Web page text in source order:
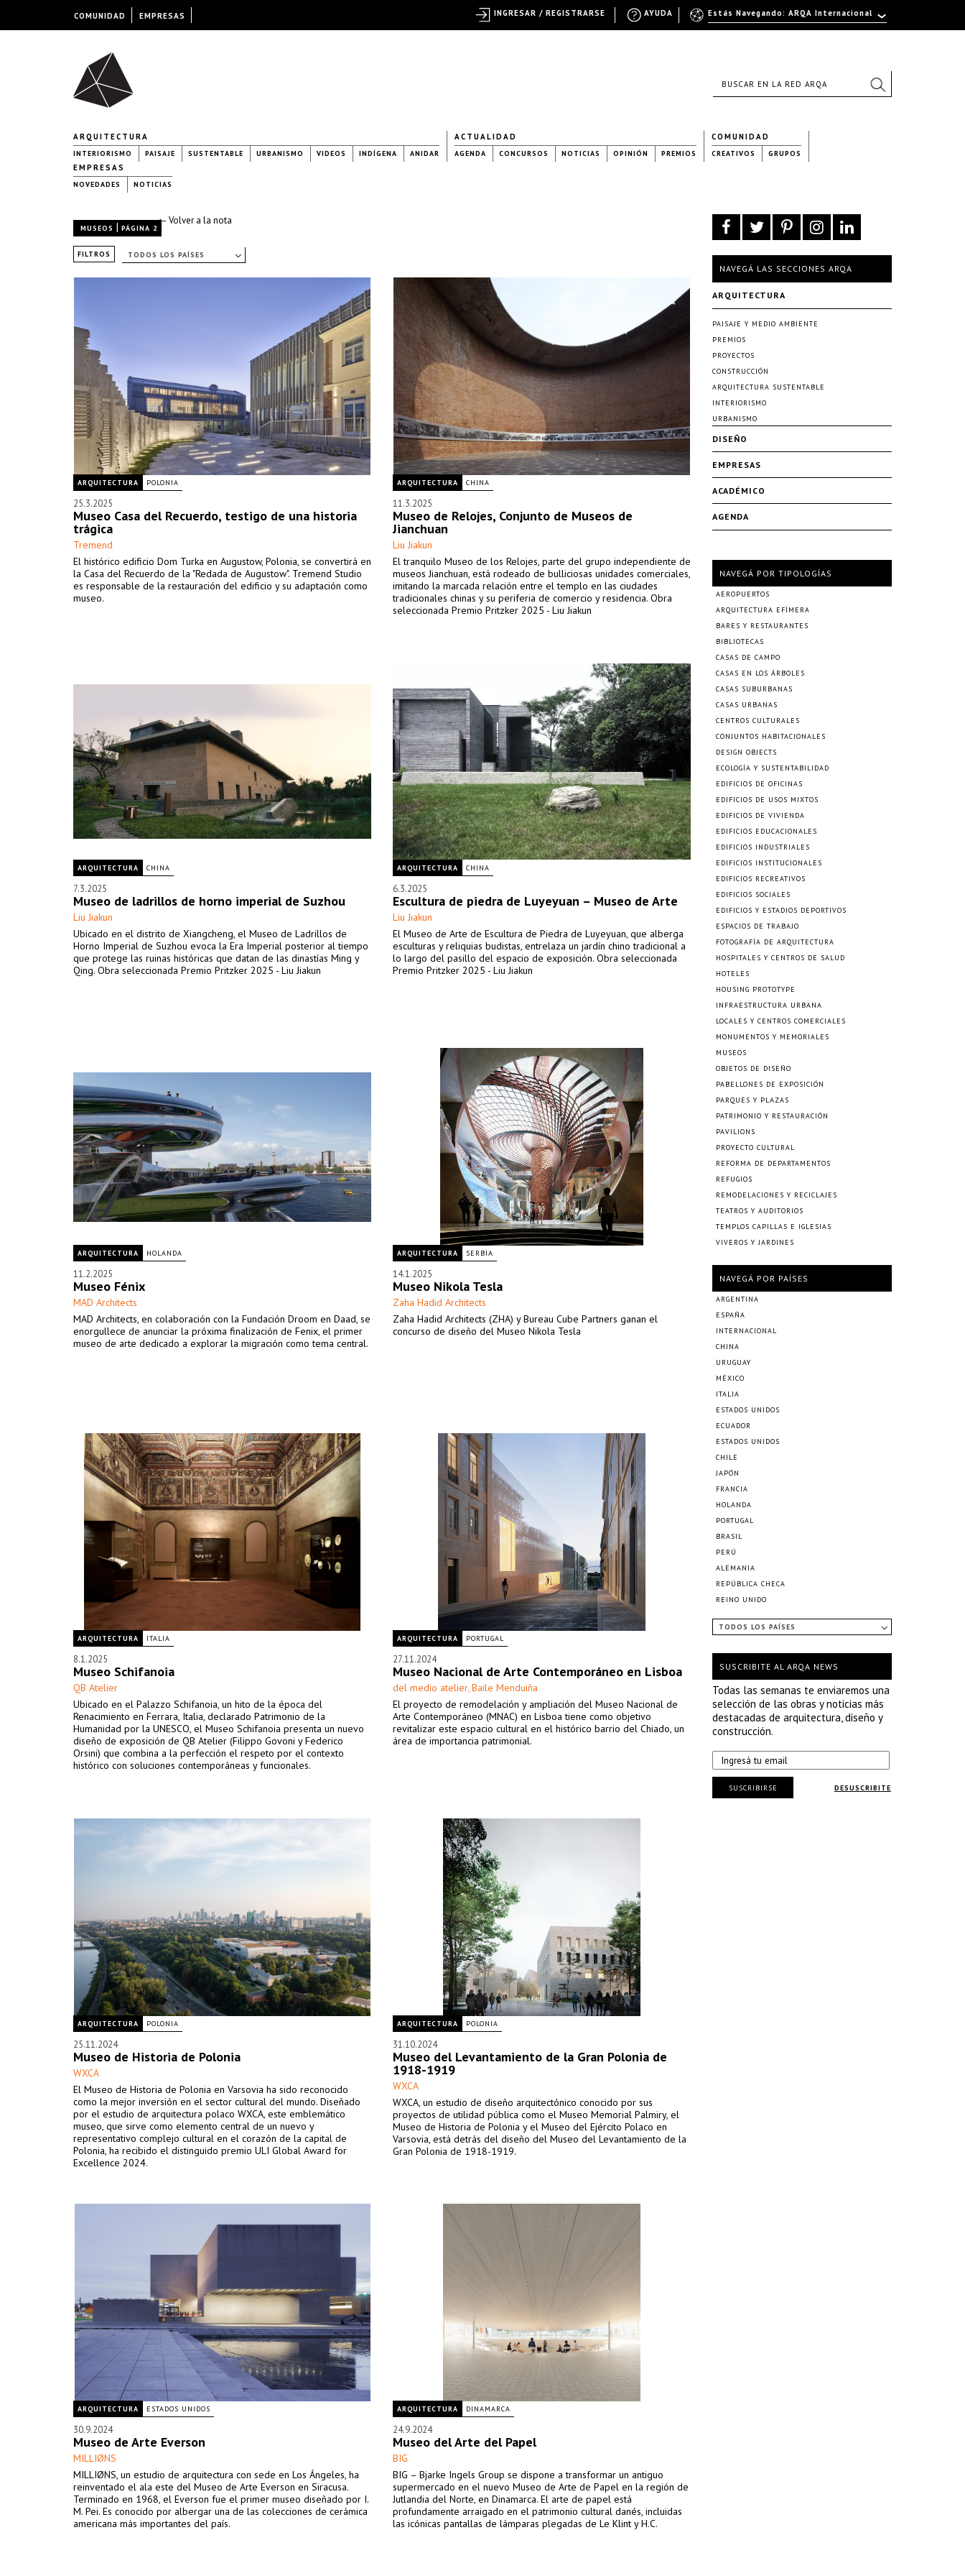
ARQUITECTURA
INTERIORISMO PAISAJE SUSTENTABLE URBANISMO VIDEOS INDÍGENA ANIDAR
ACTUALIDAD
AGENDA CONCURSOS NOTICIAS OPINIÓN PREMIOS
COMUNIDAD
CREATIVOS GRUPOS
EMPRESAS
NOVEDADES NOTICIAS
← Volver a la nota
MUSEOS | PÁGINA 2
FILTROS TODOS LOS PAÍSES
ARQUITECTURA POLONIA
25.3.2025
Museo Casa del Recuerdo, testigo de una historia
trágica
Tremend
El histórico edificio Dom Turka en Augustow, Polonia, se convertirá en
la Casa del Recuerdo de la "Redada de Augustow". Tremend Studio
es responsable de la restauración del edificio y su adaptación como
museo.
ARQUITECTURA CHINA
11.3.2025
Museo de Relojes, Conjunto de Museos de
Jianchuan
Liu Jiakun
El tranquilo Museo de los Relojes, parte del grupo independiente de
museos Jianchuan, está rodeado de bulliciosas unidades comerciales,
imitando la marcada relación entre el templo en las ciudades
tradicionales chinas y su periferia de comercio y residencia. Obra
seleccionada Premio Pritzker 2025 - Liu Jiakun
ARQUITECTURA CHINA
7.3.2025
Museo de ladrillos de horno imperial de Suzhou
Liu Jiakun
Ubicado en el distrito de Xiangcheng, el Museo de Ladrillos de
Horno Imperial de Suzhou evoca la Era Imperial posterior al tiempo
que protege las ruinas históricas que datan de las dinastías Ming y
Qing. Obra seleccionada Premio Pritzker 2025 - Liu Jiakun
ARQUITECTURA CHINA
6.3.2025
Escultura de piedra de Luyeyuan – Museo de Arte
Liu Jiakun
El Museo de Arte de Escultura de Piedra de Luyeyuan, que alberga
esculturas y reliquias budistas, entrelaza un jardín chino tradicional a
lo largo del pasillo del espacio de exposición. Obra seleccionada
Premio Pritzker 2025 - Liu Jiakun
ARQUITECTURA HOLANDA
11.2.2025
Museo Fénix
MAD Architects
MAD Architects, en colaboración con la Fundación Droom en Daad, se
enorgullece de anunciar la próxima finalización de Fenix, el primer
museo de arte dedicado a explorar la migración como tema central.
ARQUITECTURA SERBIA
14.1.2025
Museo Nikola Tesla
Zaha Hadid Architects
Zaha Hadid Architects (ZHA) y Bureau Cube Partners ganan el
concurso de diseño del Museo Nikola Tesla
ARQUITECTURA ITALIA
8.1.2025
Museo Schifanoia
QB Atelier
Ubicado en el Palazzo Schifanoia, un hito de la época del
Renacimiento en Ferrara, Italia, declarado Patrimonio de la
Humanidad por la UNESCO, el Museo Schifanoia presenta un nuevo
diseño de exposición de QB Atelier (Filippo Govoni y Federico
Orsini) que combina a la perfección el respeto por el contexto
histórico con soluciones contemporáneas y funcionales.
ARQUITECTURA PORTUGAL
27.11.2024
Museo Nacional de Arte Contemporáneo en Lisboa
del medio atelier, Baile Menduiña
El proyecto de remodelación y ampliación del Museo Nacional de
Arte Contemporáneo (MNAC) en Lisboa tiene como objetivo
revitalizar este espacio cultural en el histórico barrio del Chiado, un
área de importancia patrimonial.
ARQUITECTURA POLONIA
25.11.2024
Museo de Historia de Polonia
WXCA
El Museo de Historia de Polonia en Varsovia ha sido reconocido
como la mejor inversión en el sector cultural del mundo. Diseñado
por el estudio de arquitectura polaco WXCA, este emblemático
museo, que sirve como elemento central de un nuevo y
representativo complejo cultural en el corazón de la capital de
Polonia, ha recibido el distinguido premio ULI Global Award for
Excellence 2024.
ARQUITECTURA POLONIA
31.10.2024
Museo del Levantamiento de la Gran Polonia de
1918-1919
WXCA
WXCA, un estudio de diseño arquitectónico conocido por sus
proyectos de utilidad pública como el Museo Memorial Palmiry, el
Museo de Historia de Polonia y el Museo del Ejército Polaco en
Varsovia, está detrás del diseño del Museo del Levantamiento de la
Gran Polonia de 1918-1919.
ARQUITECTURA ESTADOS UNIDOS
30.9.2024
Museo de Arte Everson
MILLIØNS
MILLIØNS, un estudio de arquitectura con sede en Los Ángeles, ha
reinventado el ala este del Museo de Arte Everson en Siracusa.
Terminado en 1968, el Everson fue el primer museo diseñado por I.
M. Pei. Es conocido por albergar una de las colecciones de cerámica
americana más importantes del país.
ARQUITECTURA DINAMARCA
24.9.2024
Museo del Arte del Papel
BIG
BIG – Bjarke Ingels Group se dispone a transformar un antiguo
supermercado en el nuevo Museo de Arte de Papel en la región de
Jutlandia del Norte, en Dinamarca. El arte de papel está
profundamente arraigado en el patrimonio cultural danés, incluidas
las icónicas pantallas de lámparas plegadas de Le Klint y H.C.
NAVEGÁ LAS SECCIONES ARQA
ARQUITECTURA
PAISAJE Y MEDIO AMBIENTE
PREMIOS
PROYECTOS
CONSTRUCCIÓN
ARQUITECTURA SUSTENTABLE
INTERIORISMO
URBANISMO
DISEÑO
EMPRESAS
ACADÉMICO
AGENDA
NAVEGÁ POR TIPOLOGÍAS
AEROPUERTOS
ARQUITECTURA EFÍMERA
BARES Y RESTAURANTES
BIBLIOTECAS
CASAS DE CAMPO
CASAS EN LOS ÁRBOLES
CASAS SUBURBANAS
CASAS URBANAS
CENTROS CULTURALES
CONJUNTOS HABITACIONALES
DESIGN OBJECTS
ECOLOGÍA Y SUSTENTABILIDAD
EDIFICIOS DE OFICINAS
EDIFICIOS DE USOS MIXTOS
EDIFICIOS DE VIVIENDA
EDIFICIOS EDUCACIONALES
EDIFICIOS INDUSTRIALES
EDIFICIOS INSTITUCIONALES
EDIFICIOS RECREATIVOS
EDIFICIOS SOCIALES
EDIFICIOS Y ESTADIOS DEPORTIVOS
ESPACIOS DE TRABAJO
FOTOGRAFÍA DE ARQUITECTURA
HOSPITALES Y CENTROS DE SALUD
HOTELES
HOUSING PROTOTYPE
INFRAESTRUCTURA URBANA
LOCALES Y CENTROS COMERCIALES
MONUMENTOS Y MEMORIALES
MUSEOS
OBJETOS DE DISEÑO
PABELLONES DE EXPOSICIÓN
PARQUES Y PLAZAS
PATRIMONIO Y RESTAURACIÓN
PAVILIONS
PROYECTO CULTURAL
REFORMA DE DEPARTAMENTOS
REFUGIOS
REMODELACIONES Y RECICLAJES
TEATROS Y AUDITORIOS
TEMPLOS CAPILLAS E IGLESIAS
VIVEROS Y JARDINES
NAVEGÁ POR PAÍSES
ARGENTINA
ESPAÑA
INTERNACIONAL
CHINA
URUGUAY
MÉXICO
ITALIA
ESTADOS UNIDOS
ECUADOR
ESTADOS UNIDOS
CHILE
JAPÓN
FRANCIA
HOLANDA
PORTUGAL
BRASIL
PERÚ
ALEMANIA
REPÚBLICA CHECA
REINO UNIDO
TODOS LOS PAÍSES
SUSCRIBITE AL ARQA NEWS
Todas las semanas te enviaremos una
selección de las obras y noticias más
destacadas de arquitectura, diseño y
construcción.
DESUSCRIBITE
SUSCRIBIRSE
COMUNIDAD EMPRESAS Estás Navegando: ARQA Internacional
AYUDA
INGRESAR / REGISTRARSE